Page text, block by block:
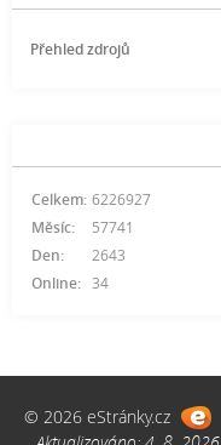
Přehled zdrojů
Online: 34
Celkem: 6226927
Měsíc:
57741
Den:
2643
© 2026 eStránky.cz